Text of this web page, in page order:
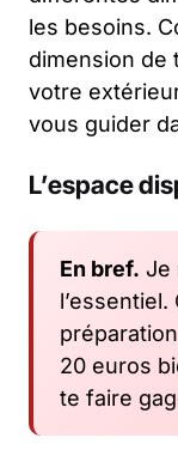
les besoins.
dimension de
votre
vous guider
L’espace
En bref. Je
20 euros
te faire